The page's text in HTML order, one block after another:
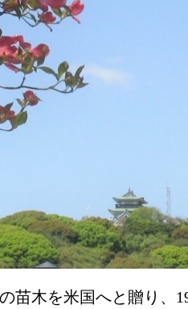
苗木を米国へと贈り、